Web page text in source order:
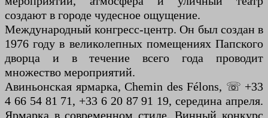
создают в городе чудесное ощущение.
Международный конгресс-центр. Он был создан в
1976 году в великолепных помещениях Папского
дворца и в течение всего года проводит
множество мероприятий.
Авиньонская ярмарка, Chemin des Félons, ☏ +33
4 66 54 81 71, +33 6 20 87 91 19, середина апреля.
Ярмарка в современном стиле. Винный конкурс